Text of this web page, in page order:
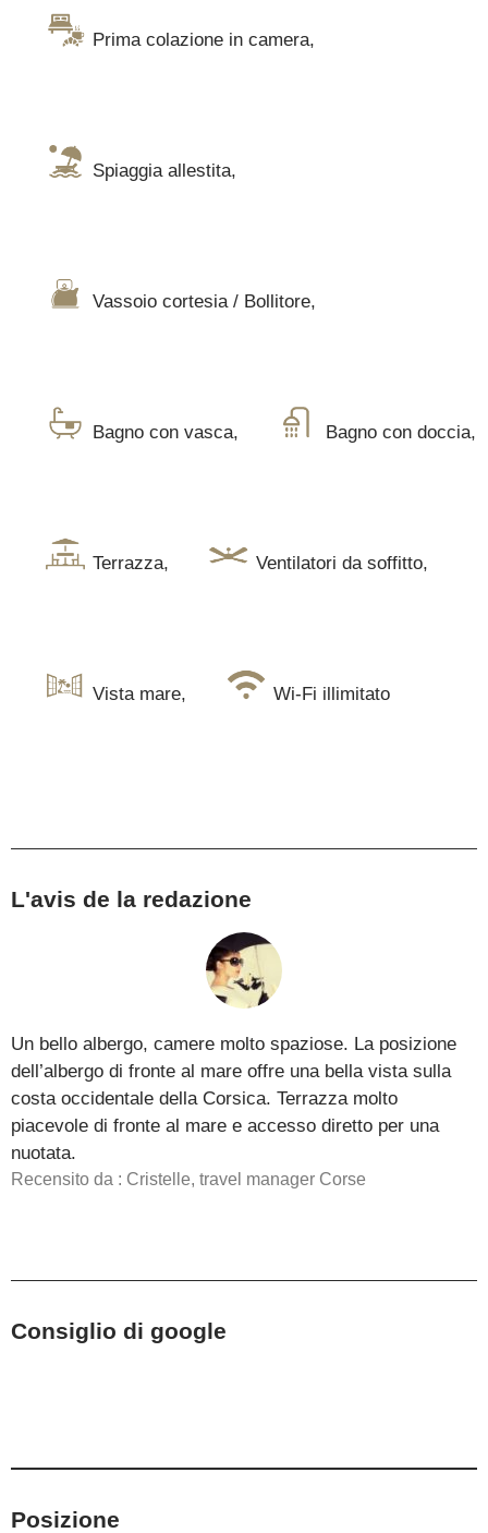
Prima colazione in camera,
Spiaggia allestita,
Vassoio cortesia / Bollitore,
Bagno con vasca, Bagno con doccia,
Terrazza, Ventilatori da soffitto,
Vista mare, Wi-Fi illimitato
L'avis de la redazione
Un bello albergo, camere molto spaziose. La posizione
dell’albergo di fronte al mare offre una bella vista sulla
costa occidentale della Corsica. Terrazza molto
piacevole di fronte al mare e accesso diretto per una
nuotata.
Recensito da : Cristelle, travel manager Corse
Consiglio di google
Posizione